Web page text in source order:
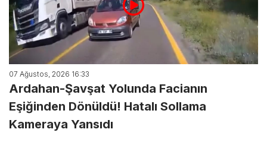
07 Ağustos, 2026 16:33
Ardahan-Şavşat Yolunda Facianın
Eşiğinden Dönüldü! Hatalı Sollama
Kameraya Yansıdı